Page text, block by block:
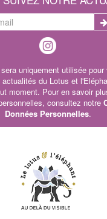
uniquement utilisée
du Lotus et
moment. Pour en savoir
consultez notre
Données Personnelles.